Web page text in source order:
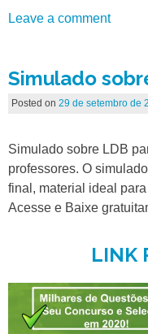
Leave a comment
Simulado
Posted on 29 de setembro de
Simulado sobre LDB
professores. O
final, material ideal
Acesse e Baixe
LINK